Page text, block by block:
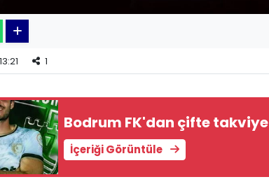
1
Bodrum FK'dan çifte takviye
İçeriği Görüntüle